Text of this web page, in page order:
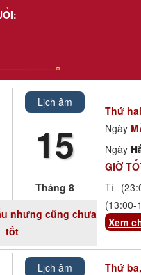
Lịch âm
15
Tháng 8
nhưng cũng chưa
tốt
Thứ
Ngày
Ngày
GIỜ
Tí
(13:00-
Xem
Lịch âm Thứ ba,